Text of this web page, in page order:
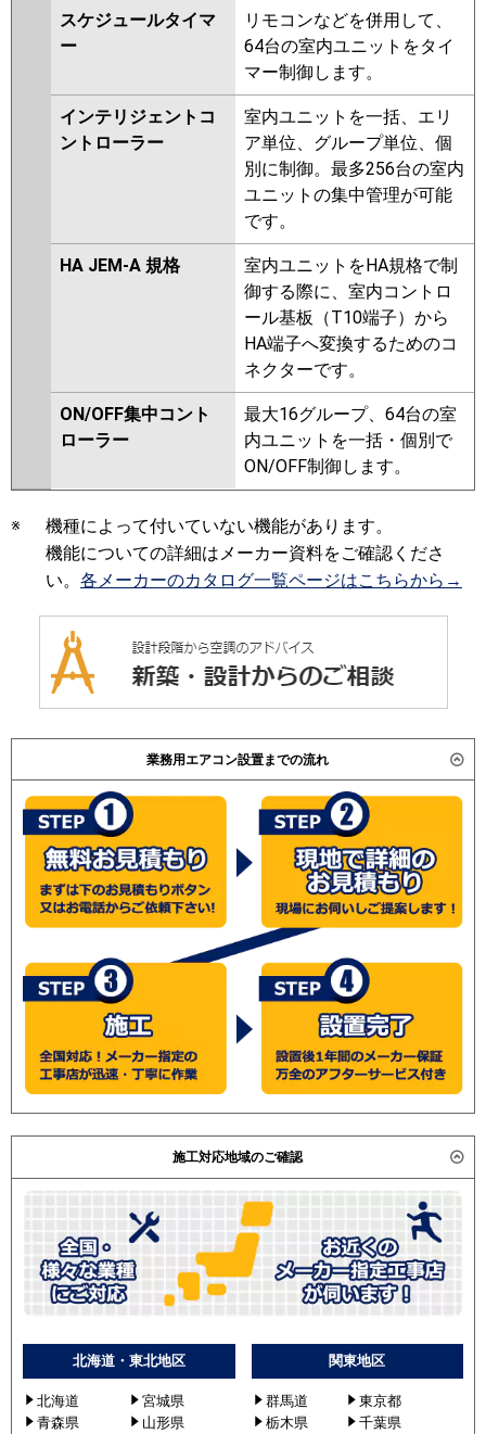
スケジュールタイマ
ー
リモコンなどを併用して、
64台の室内ユニットをタイ
マー制御します。
インテリジェントコ
ントローラー
室内ユニットを一括、エリ
ア単位、グループ単位、個
別に制御。最多256台の室内
ユニットの集中管理が可能
です。
HA JEM-A 規格
室内ユニットをHA規格で制
御する際に、室内コントロ
ール基板（T10端子）から
HA端子へ変換するためのコ
ネクターです。
ON/OFF集中コント
ローラー
最大16グループ、64台の室
内ユニットを一括・個別で
ON/OFF制御します。
※
機種によって付いていない機能があります。
機能についての詳細はメーカー資料をご確認くださ
い。 各メーカーのカタログ一覧ページはこちらから→
業務用エアコン設置までの流れ
施工対応地域のご確認
北海道・東北地区
北海道
宮城県
青森県
山形県
関東地区
群馬道
東京都
栃木県
千葉県